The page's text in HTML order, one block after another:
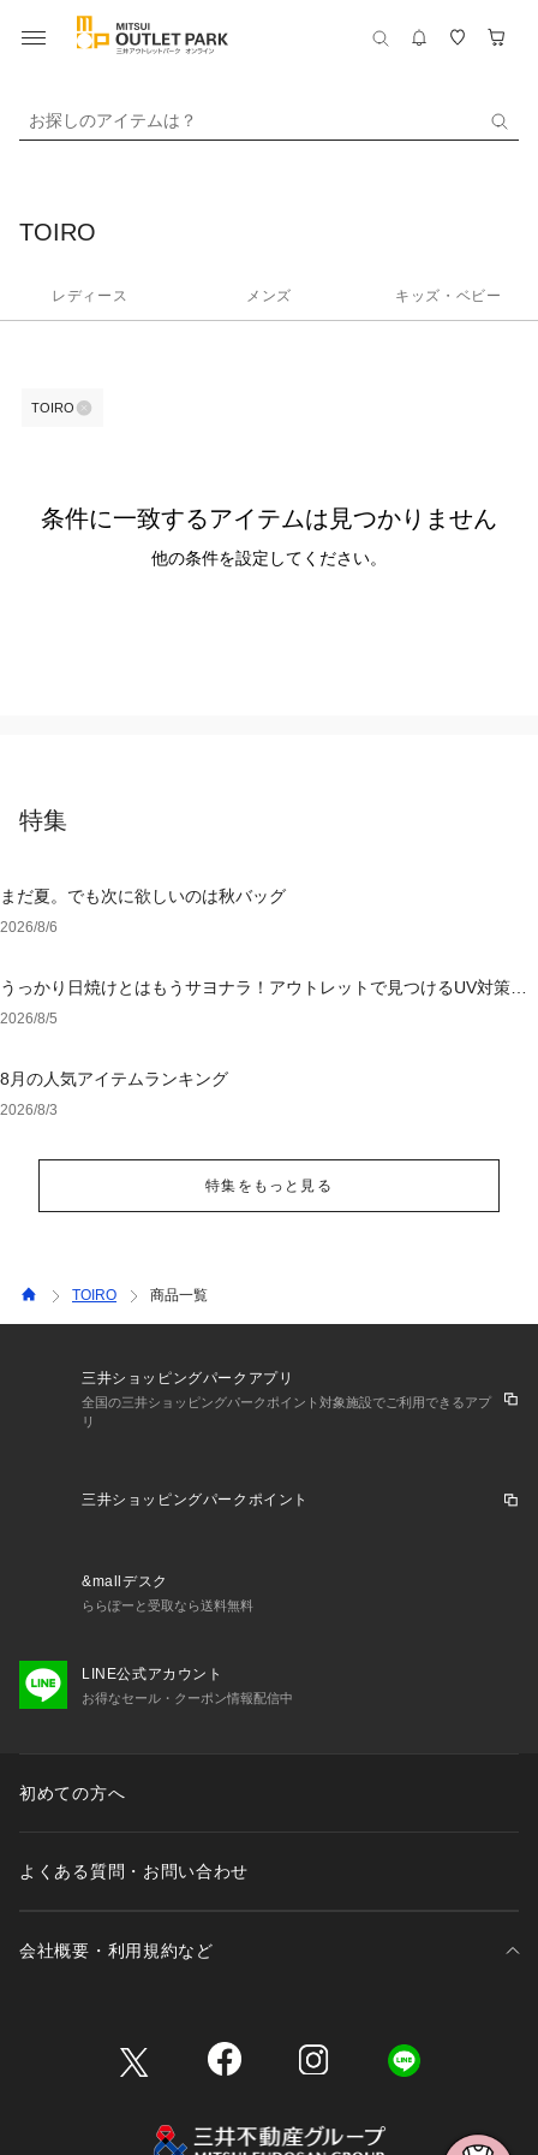
お探しのアイテムは？
TOIRO
レディース メンズ キッズ・ベビー
TOIRO
条件に一致するアイテムは見つかりません
他の条件を設定してください。
特集
まだ夏。でも次に欲しいのは秋バッグ
2026/8/6
うっかり日焼けとはもうサヨナラ！アウトレットで見つけるUV対策ウ
ェア
2026/8/5
8月の人気アイテムランキング
2026/8/3
特集をもっと見る
TOIRO 商品一覧
三井ショッピングパークアプリ
全国の三井ショッピングパークポイント対象施設でご利用できるアプ
リ
三井ショッピングパークポイント
&mallデスク
ららぽーと受取なら送料無料
LINE公式アカウント
お得なセール・クーポン情報配信中
初めての方へ
よくある質問・お問い合わせ
会社概要・利用規約など